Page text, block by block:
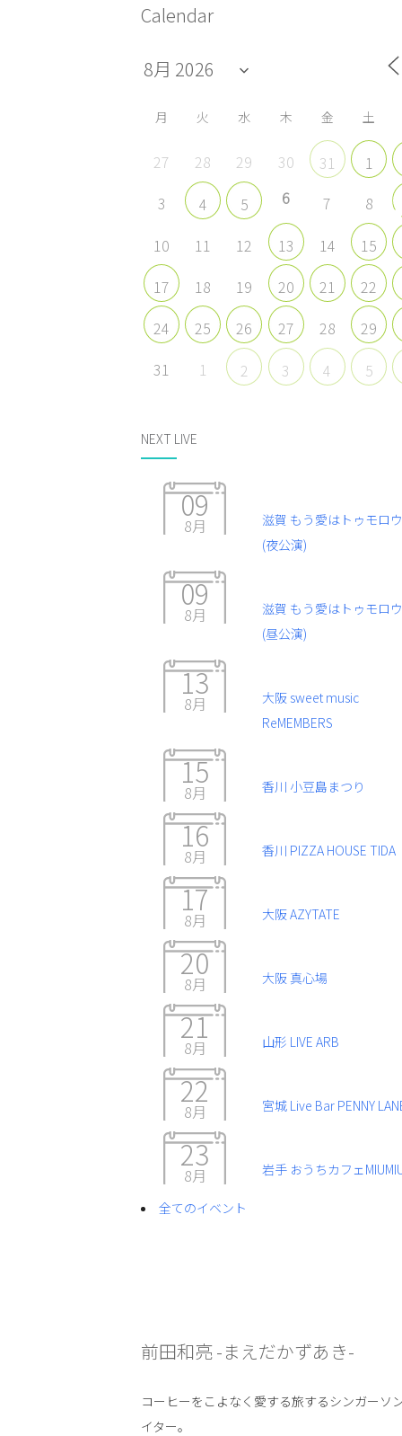
ィ
ー
を
Facebook
示
ィ
ー
を
Twitter
ィ
ー
を
Instagram
示
YouTube
Calendar
月 火 水 木 金 土
27 28 29 30 31 1
3
4 5 6 7 8
10
11 12 13 14 15
17
18 19 20 21 22
24
25 26 27 28 29
31
1 2 3 4 5
NEXT LIVE
09
8月
滋賀 もう愛はトゥモロ
(夜公演)
09
8月
滋賀 もう愛はトゥモロ
(昼公演)
13
8月
大阪 sweet music
ReMEMBERS
15
8月 香川 小豆島まつり
16
8月 香川 PIZZA HOUSE TIDA
17
8月 大阪 AZYTATE
20
8月 大阪 真心場
21
8月 山形 LIVE ARB
22
8月 宮城 Live Bar PENNY
23
8月 岩手 おうちカフェ
全てのイベント
前田和亮 -まえだかずあき-
コーヒーをこよなく愛する旅するシンガーソ
イター。